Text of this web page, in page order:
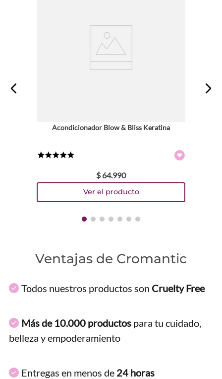
Acondicionador Blow & Bliss Keratina
$ 64.990
Ventajas de Cromantic
Todos nuestros productos son Cruelty Free
Más de 10.000 productos para tu cuidado,
belleza y empoderamiento
Entregas en menos de 24 horas